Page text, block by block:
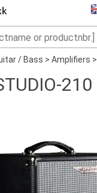
/ Bass>Amplifiers>
210